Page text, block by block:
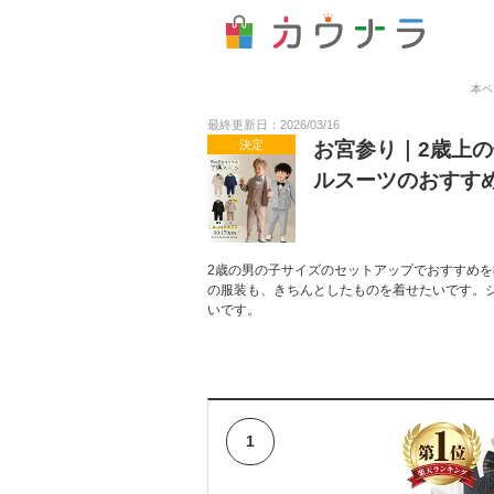
本
最終更新日：2026/03/16
決定
お宮参り｜2歳上
ルスーツのおすす
2歳の男の子サイズのセットアップでおすすめ
の服装も、きちんとしたものを着せたいです
いです。
1